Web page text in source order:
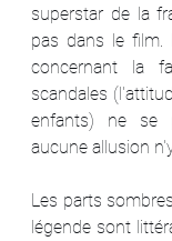
superstar de la
pas dans le film.
concernant la
scandales
enfants) ne se
aucune allusion
Les parts
légende sont